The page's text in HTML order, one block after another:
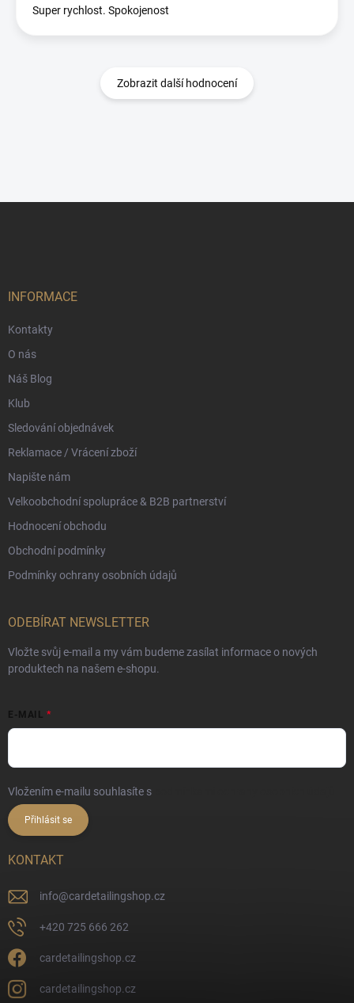
Super rychlost. Spokojenost
Zobrazit další hodnocení
INFORMACE
Kontakty
O nás
Náš Blog
Klub
Sledování objednávek
Reklamace / Vrácení zboží
Napište nám
Velkoobchodní spolupráce & B2B partnerství
Hodnocení obchodu
Obchodní podmínky
Podmínky ochrany osobních údajů
ODEBÍRAT NEWSLETTER
Vložte svůj e-mail a my vám budeme zasílat informace o nových
produktech na našem e-shopu.
E-MAIL
Vložením e-mailu souhlasíte s
Přihlásit se
KONTAKT
info@cardetailingshop.cz
+420 725 666 262
cardetailingshop.cz
cardetailingshop.cz